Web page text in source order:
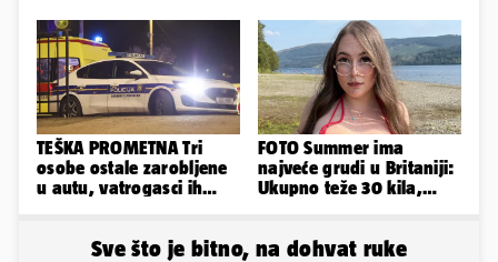
sigurnosti
poginuo
TEŠKA PROMETNA Tri
osobe ostale zarobljene
u autu, vatrogasci ih
FOTO Summer ima
najveće grudi u Britaniji:
Ukupno teže 30 kila,
Sve što je bitno, na dohvat ruke